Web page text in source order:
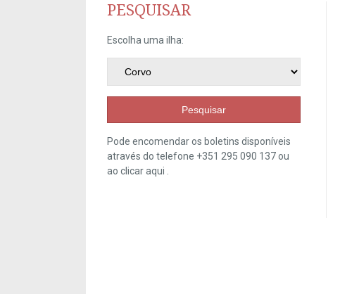
PESQUISAR
Escolha uma ilha:
Pesquisar
Pode encomendar os boletins disponíveis
através do telefone +351 295 090 137 ou
ao clicaraqui